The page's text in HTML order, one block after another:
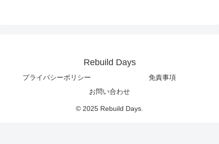
Rebuild Days
プライバシーポリシー
免責事項
お問い合わせ
© 2025 Rebuild Days.